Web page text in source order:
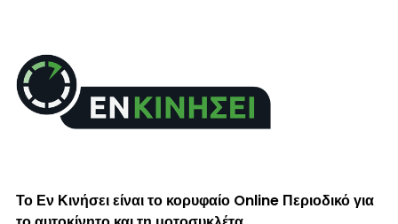
Το Εν Κινήσει είναι το κορυφαίο Online Περιοδικό για